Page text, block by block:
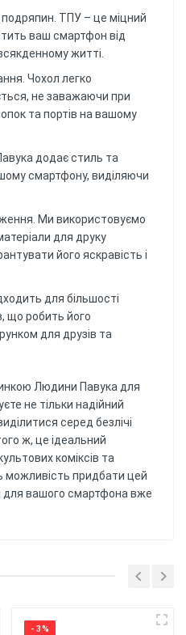
подряпин. ТПУ – це міцний
ваш смартфон від
житті.
Чохол легко
не заважаючи при
та портів на вашому
додає стиль та
смартфону, виділяючи
Ми використовуємо
для друку
його яскравість і
для більшості
що робить його
для друзів та
Людини Павука для
не тільки надійний
серед безлічі
ж, це ідеальний
коміксів та
можливість придбати цей
для вашого смартфона вже
: Силіконовий (ТПУ)
захист від ударів
- 3%